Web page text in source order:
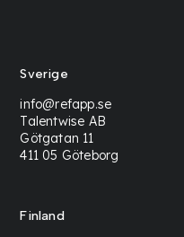
Sverige
info@refapp.se
Talentwise AB
Götgatan 11
411 05 Göteborg
Finland